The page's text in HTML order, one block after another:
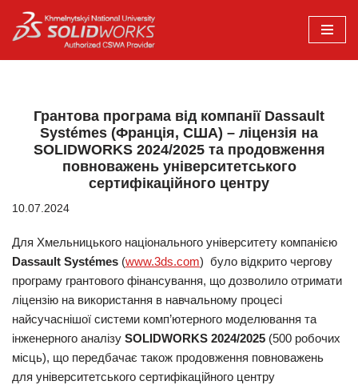
Перейти
до
Грантова програма від компанії Dassault
Systémes (Франція, США) – ліцензія на
SOLIDWORKS 2024/2025 та продовження
повноважень університетського
сертифікаційного центру
10.07.2024
Для Хмельницького національного університету компанією
Dassault Systémes (www.3ds.com) було відкрито чергову
програму грантового фінансування, що дозволило отримати
ліцензію на використання в навчальному процесі
найсучаснішої системи комп’ютерного моделювання та
інженерного аналізу SOLIDWORKS 2024/2025 (500 робочих
місць), що передбачає також продовження повноважень
для університетського сертифікаційного центру